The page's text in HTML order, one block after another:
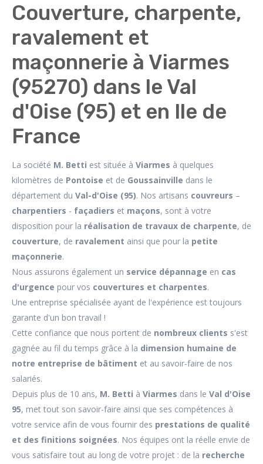
Couverture, charpente,
ravalement et
maçonnerie à Viarmes
(95270) dans le Val
d'Oise (95) et en Ile de
France
La société M. Betti est située à Viarmes à quelques
kilomètres de Pontoise et de Goussainville dans le
département du Val-d'Oise (95). Nos artisans couvreurs –
charpentiers - façadiers et maçons, sont à votre
disposition pour la réalisation de travaux de charpente, de
couverture, de ravalement ainsi que pour la petite
maçonnerie.
Nous assurons également un service dépannage en cas
d'urgence pour vos couvertures et charpentes.
Une entreprise spécialisée ayant de l'expérience est toujours
garante d'un bon travail !
Cette confiance que nous portent de nombreux clients s'est
gagnée au fil du temps grâce à la dimension humaine de
notre entreprise de bâtiment et au savoir-faire de nos
salariés.
Depuis plus de 10 ans, M. Betti à Viarmes dans le Val d'Oise
95, met tout son savoir-faire ainsi que ses compétences à
votre service afin de vous fournir des prestations de qualité
et des finitions soignées. Nos équipes ont la réelle envie de
vous satisfaire tout au long de votre projet : de la recherche